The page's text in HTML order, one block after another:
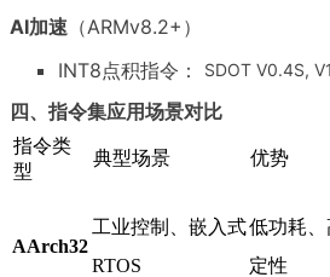
AI加速 （ARMv8.2+）
INT8点积指令：
SDOT V0.4S,
四、指令集应用场景对比
指令类
型
典型场景 优势
AArch32
工业控制、嵌入式
RTOS
低功耗、
定性